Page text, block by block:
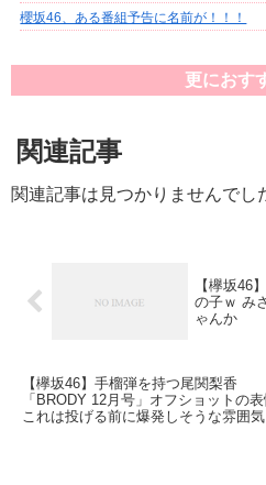
櫻坂46、ある番組予告に名前が！！！
更におす
関連記事
関連記事は見つかりませんでし
【欅坂46
の子ｗ み
ゃんか
【欅坂46】手榴弾を持つ尾関梨香
「BRODY 12月号」オフショットの表
これは投げる前に爆発しそうな雰囲気